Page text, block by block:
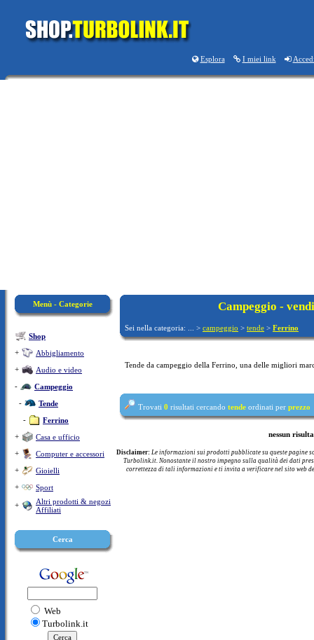
Esplora I miei link
Menù - Categorie
Shop
+
Abbigliamento
+
Audio e video
-
Campeggio
-
Tende
-
Ferrino
+
Casa e ufficio
+
Computer e accessori
+
Gioielli
+
Sport
+
Altri prodotti & negozi
Affiliati
Cerca
Web
Turbolink.it
Campeggio -
Sei nella categoria: ... > campeggio > tende > Ferrino
Tende da campeggio della Ferrino, una delle migliori
Trovati 0 risultati cercando tende ordinati per prezzo
nessun
Disclaimer: Le informazioni sui prodotti pubblicate su queste pagine
Turbolink.it. Nonostante il nostro impegno sulla qualità dei dati
correttezza di tali informazioni e ti invita a verificare nel sito web